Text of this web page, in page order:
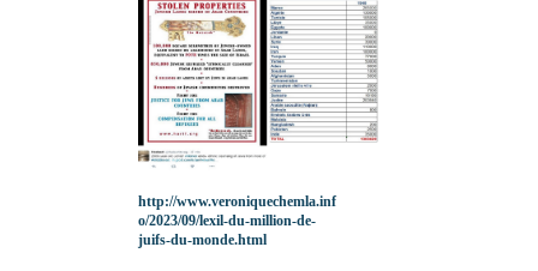
http://www.veroniquechemla.inf
o/2023/09/lexil-du-million-de-
juifs-du-monde.html